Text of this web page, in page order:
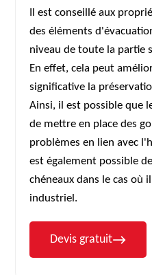
Il est conseillé aux
des éléments
niveau de toute la partie
En effet, cela peut
significative la
Ainsi, il est possible que
de mettre en place des
problèmes en lien avec
est également possible
chéneaux dans le cas où
industriel.
Devis gratuit